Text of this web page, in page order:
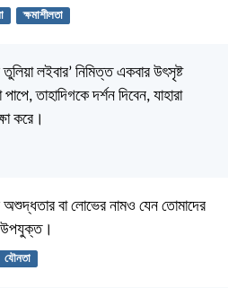
ক্ষমাশীলতা
লইবার’ নিমিত্ত একবার উৎসৃষ্ট
তাহাদিগকে দর্শন দিবেন, যাহারা
করে।
অশুদ্ধতার বা লোভের নামও যেন তোমাদের
উপযুক্ত।
যৌনতা